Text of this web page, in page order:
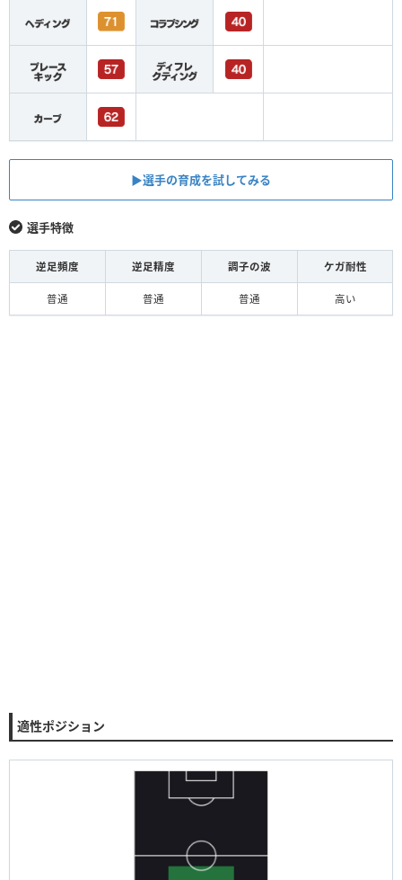
▶︎選手の育成を試してみる
選手特徴
逆足頻度 逆足精度 調子の波 ケガ耐性
普通 普通 普通 高い
適性ポジション